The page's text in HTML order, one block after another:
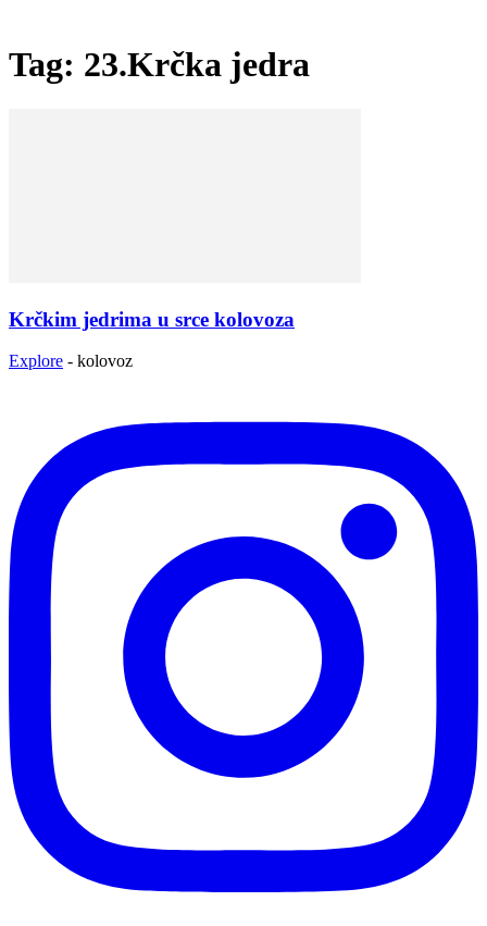
Tag: 23.Krčka jedra
Krčkim jedrima u srce kolovoza
Explore - kolovoz